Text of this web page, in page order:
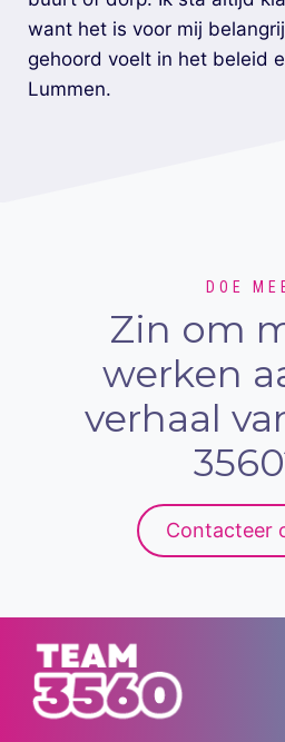
want het is voor mij
gehoord voelt in het beleid
Lummen.
DOE
Zin om
werken
verhaal
Contacteer